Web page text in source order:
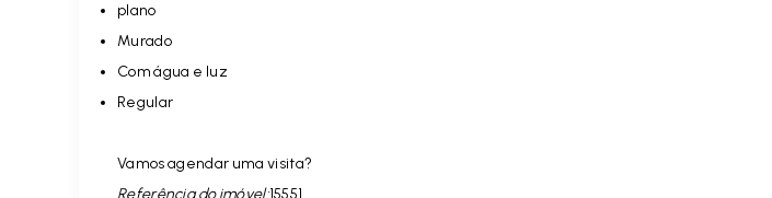
plano
Murado
Com água e luz
Regular
Vamos agendar uma visita?
Referência do imóvel:15551